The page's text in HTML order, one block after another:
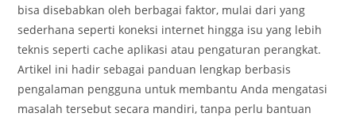
bisa disebabkan oleh berbagai faktor, mulai dari yang
sederhana seperti koneksi internet hingga isu yang lebih
teknis seperti cache aplikasi atau pengaturan perangkat.
Artikel ini hadir sebagai panduan lengkap berbasis
pengalaman pengguna untuk membantu Anda mengatasi
masalah tersebut secara mandiri, tanpa perlu bantuan